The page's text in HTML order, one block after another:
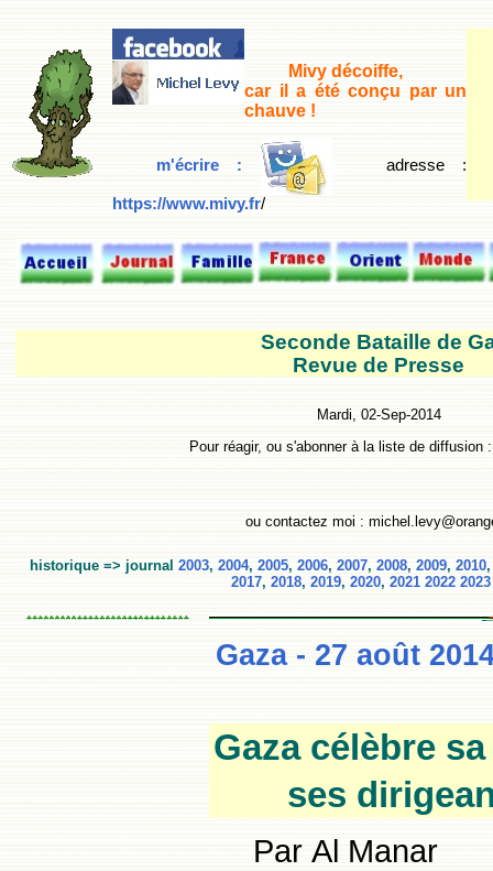
Mivy décoiffe,
car il a été conçu par un
chauve !
m'écrire : adresse:
https://www.mivy.fr/
Seconde Bataille de
Revue de Presse
Mardi, 02-Sep-2014
Pour réagir, ou s'abonner à la liste de diffusion
ou contactez moi :
historique => journal 2003, 2004, 2005, 2006, 2007, 2008, 2009, 2010
2017, 2018, 2019, 2020, 2021 2022 2023
Gaza - 27 août
Gaza célèbre
ses
Par Al Manar